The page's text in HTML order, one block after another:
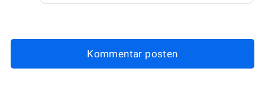
Kommentar posten